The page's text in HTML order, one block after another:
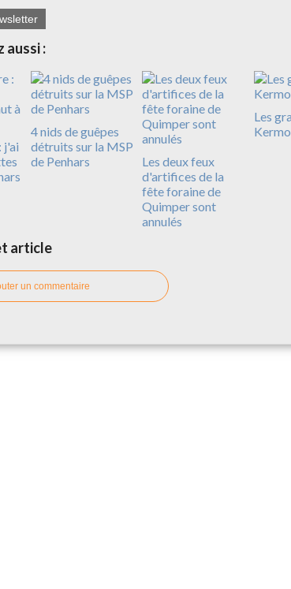
aussi :
j'ai
4 nids de guêpes
détruits sur la MSP
de Penhars
Les deux feux
d'artifices de la
fête foraine de
Quimper sont
annulés
Les
article
un commentaire